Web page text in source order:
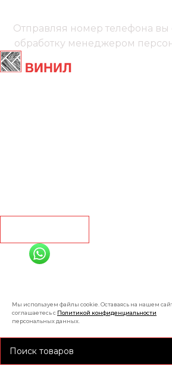
Отправляя номер телефона вы
обработку менеджером
Мы используем файлы cookie. Оставаясь на нашем
соглашаетесь с Политикой конфиденциальности
персональных данных.